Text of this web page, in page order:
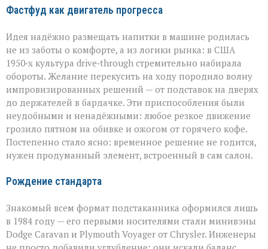
Фастфуд как двигатель прогресса
Идея надёжно размещать напитки в машине родилась
не из заботы о комфорте, а из логики рынка: в США
1950‑х культура drive‑through стремительно набирала
обороты. Желание перекусить на ходу породило волну
импровизированных решений — от подставок на дверях
до держателей в бардачке. Эти приспособления были
неудобными и ненадёжными: любое резкое движение
грозило пятном на обивке и ожогом от горячего кофе.
Постепенно стало ясно: временное решение не годится,
нужен продуманный элемент, встроенный в сам салон.
Рождение стандарта
Знакомый всем формат подстаканника оформился лишь
в 1984 году — его первыми носителями стали минивэны
Dodge Caravan и Plymouth Voyager от Chrysler. Инженеры